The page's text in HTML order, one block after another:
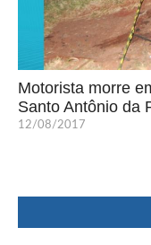
Motorista morre
Santo Antônio da
12/08/2017